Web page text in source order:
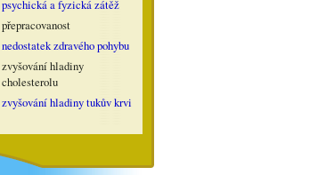
psychická a fyzická zátěž
přepracovanost
nedostatek zdravého pohybu
zvyšování hladiny
cholesterolu
zvyšování hladiny tukův krvi